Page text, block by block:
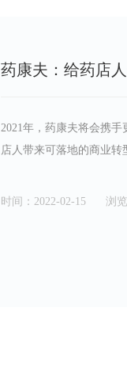
药康夫：给药店
2021年，药康夫将会携
店人带来可落地的商业
发技术和互联网医疗能力
时间：2022-02-15 浏